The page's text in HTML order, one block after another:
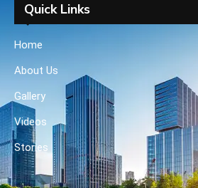
Quick Links
Home
About Us
Gallery
Videos
Stories